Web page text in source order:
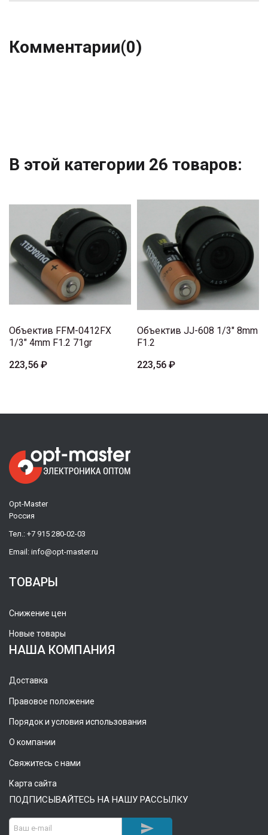
Комментарии(0)
В этой категории 26 товаров:
Объектив FFM-0412FX
1/3" 4mm F1.2 71gr
223,56 ₽
Объектив JJ-608 1/3" 8mm
F1.2
223,56 ₽
Opt-Master
Россия
Тел.: +7 915 280-02-03
Email: info@opt-master.ru
ТОВАРЫ
Снижение цен
Новые товары
НАША КОМПАНИЯ
Доставка
Правовое положение
Порядок и условия использования
О компании
Свяжитесь с нами
Карта сайта
ПОДПИСЫВАЙТЕСЬ НА НАШУ РАССЫЛКУ
